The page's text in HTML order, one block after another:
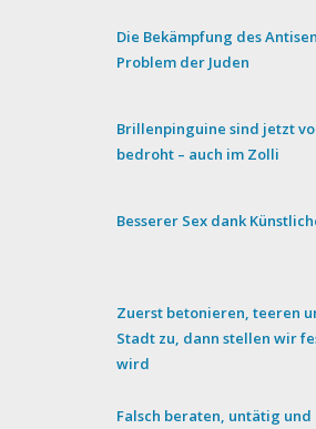
Die Bekämpfung des
Problem der Juden
Brillenpinguine sind jetzt
bedroht – auch im Zolli
Besserer Sex dank
Zuerst betonieren, teeren
Stadt zu, dann stellen wir
wird
Falsch beraten, untätig